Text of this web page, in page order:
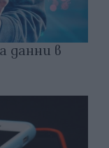
данни в